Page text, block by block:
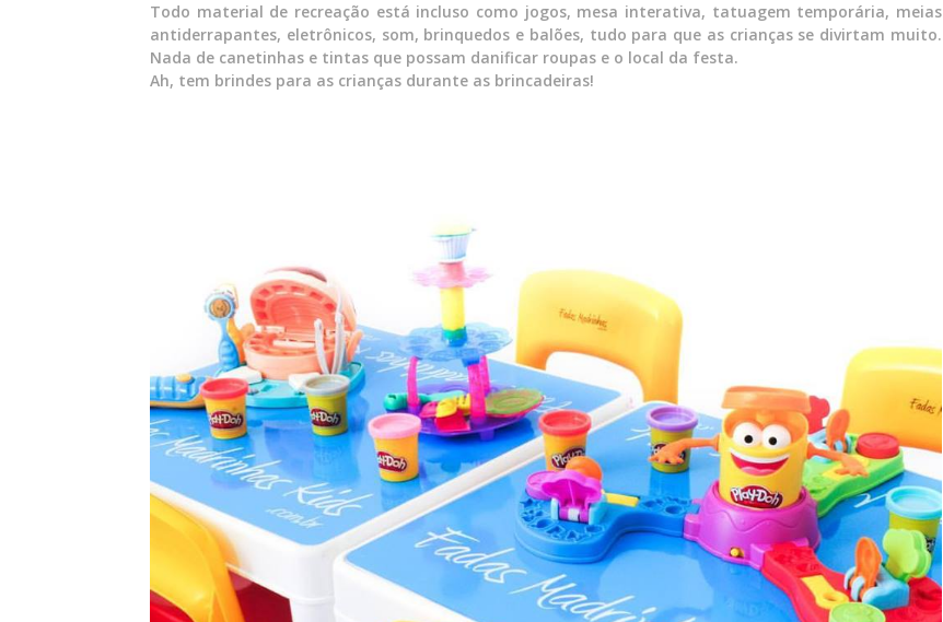
Todo material de recreação está incluso como jogos, mesa interativa, tatuagem temporária, meias
antiderrapantes, eletrônicos, som, brinquedos e balões, tudo para que as crianças se divirtam muito.
Nada de canetinhas e tintas que possam danificar roupas e o local da festa.
Ah, tem brindes para as crianças durante as brincadeiras!